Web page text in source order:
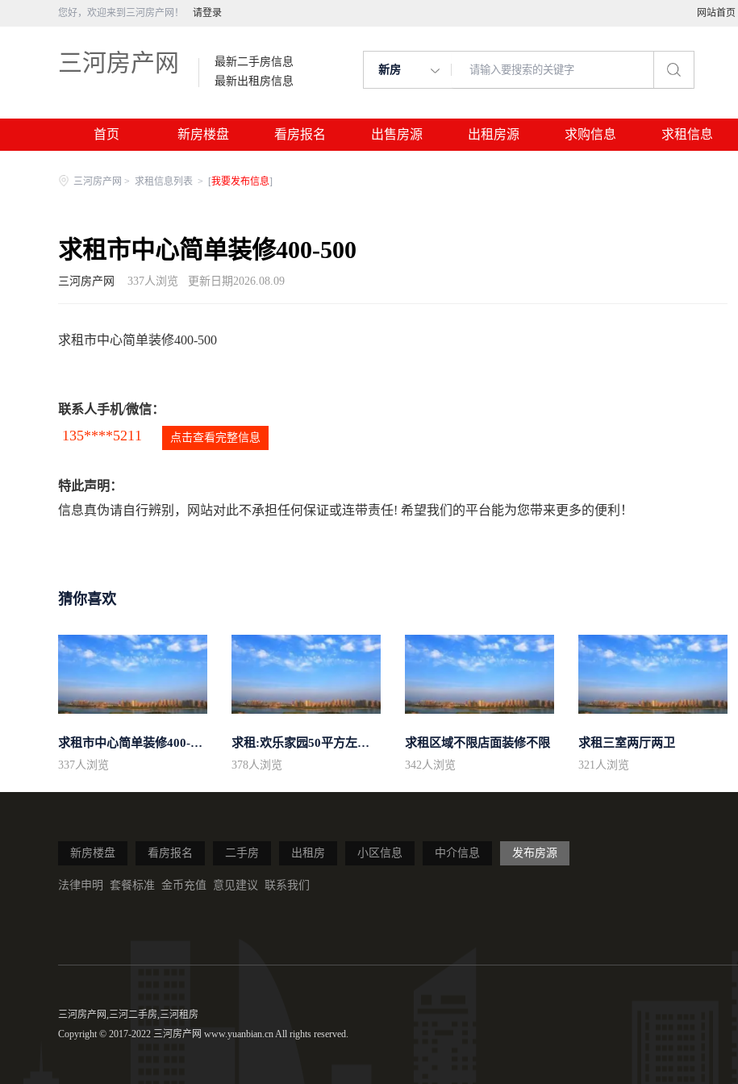
您好，欢迎来到三河房产网！ 请登录 网站首页
三河房产网
最新二手房信息
最新出租房信息
新房
首页 新房楼盘 看房报名 出售房源 出租房源 求购信息 求租信息
三河房产网 > 求租信息列表 > [我要发布信息]
求租市中心简单装修400-500
三河房产网 337人浏览 更新日期2026.08.09
求租市中心简单装修400-500
联系人手机/微信：
135****5211 点击查看完整信息
特此声明：
信息真伪请自行辨别，网站对此不承担任何保证或连带责任! 希望我们的平台能为您带来更多的便利！
猜你喜欢
求租市中心简单装修400-500
337人浏览
求租:欢乐家园50平方左右的单身公寓廉...
378人浏览
求租区域不限店面装修不限
342人浏览
求租三室两厅两卫
321人浏览
新房楼盘 看房报名 二手房 出租房 小区信息 中介信息 发布房源
法律申明 套餐标准 金币充值 意见建议 联系我们
三河房产网,三河二手房,三河租房
Copyright © 2017-2022 三河房产网 www.yuanbian.cn All rights reserved.